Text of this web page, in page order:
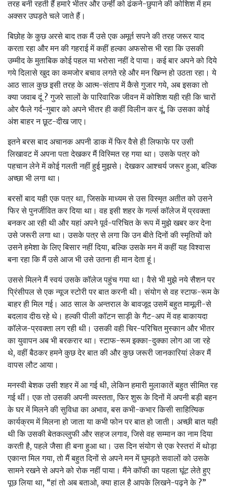
तरह बनी रहती हैं हमारे भीतर और उन्‍हीं को ढंकने-छुपाने की कोशिश में हम
अक्‍सर उघड़ते चले जाते हैं।
बिछोह के कुछ अरसे बाद तक मैं उसे एक अमूर्त सपने की तरह जरूर याद
करता रहा और मन की गहराई में कहीं हल्‍का अफसोस भी रहा कि उसकी
उम्‍मीद के मुताबिक कोई पहल या भरोसा नहीं दे पाया। कई बार अपने को दिये
गये दिलासे खुद का कमजोर बचाव लगते रहे और मन खिन्‍न हो उठता रहा। ये
आठ साल कुछ इसी तरह के आत्‍म-संताप में कैसे गुजार गये, अब इसका तो
क्‍या जवाब दूं ? गुजरे सालों के पारिवारिक जीवन में कोशिश यही रही कि चारों
ओर फैले गर्द-गुबार को अपने भीतर ही कहीं विलीन कर दूं, कि उसका कोई
अंश बाहर न छूट-दीख जाए।
इतने बरस बाद अचानक अपनी डाक में फिर वैसे ही लिफाफे पर उसी
लिखावट में अपना पता देखकर मैं विस्मित रह गया था। उसके पत्र को
पहचान लेने में कोई गलती नहीं हुई मुझसे। देखकर आश्‍चर्य जरूर हुआ, बल्कि
अच्‍छा भी लगा था।
बरसों बाद यही एक पत्र था, जिसके माध्‍यम से उस विस्‍मृत अतीत को उसने
फिर से पुनर्जीवित कर दिया था। वह इसी शहर के गर्ल्‍स कॉलेज में प्रवक्‍ता
बनकर आ रही थी और यहां अपने पूर्व-परिचित के रूप में मुझे खबर कर देना
उसे जरूरी लगा था। उसके पत्र से लगा कि उन बीते दिनों की स्‍मृतियों को
उसने हमेशा के लिए बिसार नहीं दिया, बल्कि उसके मन में कहीं यह विश्‍वास
बना रहा कि मैं उसे आज भी उसे उतना ही मान देता हूं।
उससे मिलने मैं स्‍वयं उसके कॉलेज पहुंच गया था। वैसे भी मुझे नये सैशन पर
प्रिंसीपल से एक न्‍यूज स्‍टोरी पर बात करनी थी। संयोग से वह स्‍टाफ-रूम के
बाहर ही मिल गई। आठ साल के अन्‍तराल के बावजूद उसमें बहुत मामूली-से
बदलाव दीख्‍ रहे थे। हल्‍की पीली कॉटन साड़ी के गैट-अप में वह बाकायदा
कॉलेज-प्रवक्‍ता लग रही थी। उसकी वही चिर-परिचित मुस्‍कान और भीतर
का युवापन अब भी बरकरार था। स्‍टाफ-रूम इक्‍का-दुक्‍का लोग आ जा रहे
थे, वहीं बैठकर हमने कुछ देर बात की और कुछ जरूरी जानकारियां लेकर मैं
वापस लौट आया।
मनस्‍वी बेशक उसी शहर में आ गई थी, लेकिन हमारी मुलाकातें बहुत सीमित रह
गई थीं। एक तो उसकी अपनी व्‍यस्‍तता, फिर शुरू के दिनों में अपनी बड़ी बहन
के घर में मिलने की सुविधा का अभाव, बस कभी-कभार किसी साहित्यिक
कार्यक्रम में मिलना हो जाता या कभी फोन पर बात हो जाती। अच्‍छी बात यही
थी कि उसकी बेतकल्‍लुफी और सहज लगाव, जिसे वह सम्‍मान का नाम दिया
करती है, पहले जैसा ही बना हुआ था। उस दिन संयोग से एक रेस्‍तरां में थोड़ा
एकान्‍त मिल गया, तो मैं बहुत दिनों से अपने मन में घुमड़ते सवालों को उसके
सामने रखने से अपने को रोक नहीं पाया। मैंने कॉफी का पहला घूंट लेते हुए
पूछ लिया था, “हां तो अब बताओ, क्‍या हाल है आपके लिखने-पढ़ने के ?”